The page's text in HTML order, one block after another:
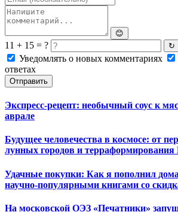
😊
11 + 15 = ? ↻
Уведомлять о новых комментариях
ответах
Отправить
Экспресс-рецепт: необычный соус к
аврале
Будущее человечества в космосе: от
лунных городов и
Удачные покупки: Как я пополнил
научно-популярными книгами со
На московской ОЭЗ «Печатники»